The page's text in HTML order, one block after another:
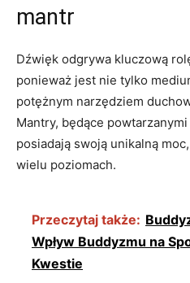
⁣mantr
Dźwięk‌ odgrywa kluczową
ponieważ jest nie​ tylko
potężnym narzędziem
Mantry, będące
posiadają ⁢swoją unikalną⁤
wielu poziomach.
Przeczytaj także:
Wpływ Buddyzmu na
Kwestie